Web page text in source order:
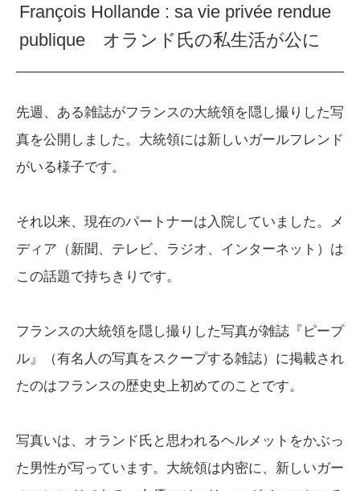
François Hollande : sa vie privée rendue
publique オランド氏の私生活が公に
先週、ある雑誌がフランスの大統領を隠し撮りした写
真を公開しました。大統領には新しいガールフレンド
がいる様子です。
それ以来、現在のパートナーは入院していました。メ
ディア（新聞、テレビ、ラジオ、インターネット）は
この話題で持ちきりです。
フランスの大統領を隠し撮りした写真が雑誌『ピープ
ル』（有名人の写真をスクープする雑誌）に掲載され
たのはフランスの歴史史上初めてのことです。
写真いは、オランド氏と思われるヘルメットをかぶっ
た男性が写っています。大統領は内密に、新しいガー